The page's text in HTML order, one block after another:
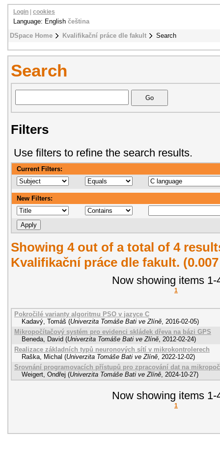
DSpace Home Kvalifikační práce dle fakult Search
Login cookies
Language: English čeština
Search
Filters
Use filters to refine the search results.
Current Filters:
New Filters:
Showing 4 out of a total of 4
Kvalifikační práce dle fakult.
Now showing items 1-
1
Pokročilé varianty algoritmu PSO v jazyce C
Kadavý, Tomáš (Univerzita Tomáše Bati ve Zlíně 2016-02-05)
Mikropočítačový systém pro evidenci skládek dřeva na bázi GPS
Beneda, David (Univerzita Tomáše Bati ve Zlíně 2012-02-24)
Realizace základních typů neuronových sítí v mikrokontrolerech
Raška, Michal (Univerzita Tomáše Bati ve Zlíně 2022-12-02)
Srovnání programovacích přístupů pro zpracování dat na
Weigert, Ondřej (Univerzita Tomáše Bati ve Zlíně 2024-10-27)
Now showing items 1-
1